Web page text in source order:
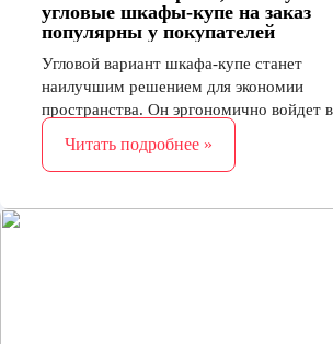
угловые шкафы-купе на заказ
популярны у покупателей
Угловой вариант шкафа-купе станет
наилучшим решением для экономии
пространства. Он эргономично войдет в
расположить необходимую часть
Читать подробнее »